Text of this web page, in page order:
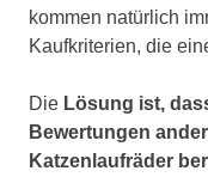
kommen natürlich
Kaufkriterien, die
Die Lösung ist,
Bewertungen
Katzenlaufräder